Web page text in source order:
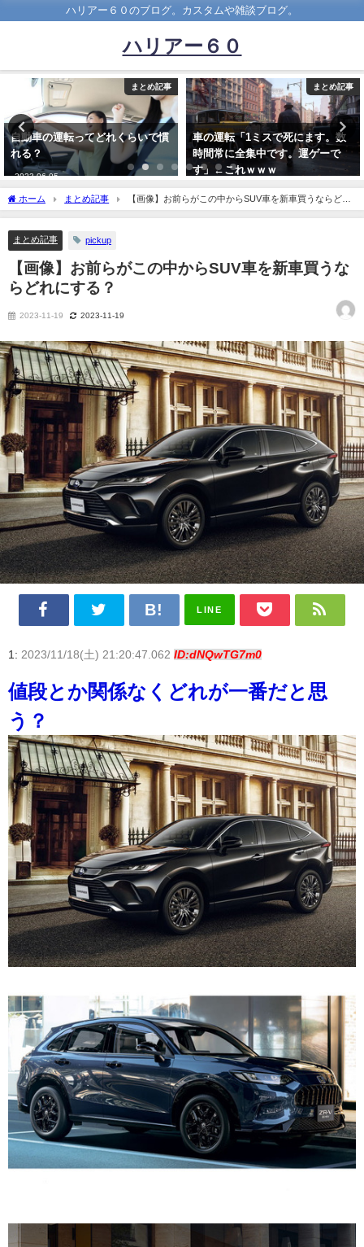
ハリアー６０のブログ。カスタムや雑談ブログ。
ハリアー６０
まとめ記事
車の運転「1ミスで死にます。数
時間常に全集中です。運ゲーで
す」←これｗｗｗ
まとめ記事
このステッカー貼ってある車ｗｗ
ｗｗｗｗｗｗｗｗｗｗ
2024-07-23
ホーム まとめ記事
【画像】お前らがこの中からSUV車を新車買うならどれ
にする？
まとめ記事 pickup
【画像】お前らがこの中からSUV車を新車買うな
らどれにする？
2023-11-19 2023-11-19
LINE
1: 2023/11/18(土) 21:20:47.062 ID:dNQwTG7m0
値段とか関係なくどれが一番だと思
う？